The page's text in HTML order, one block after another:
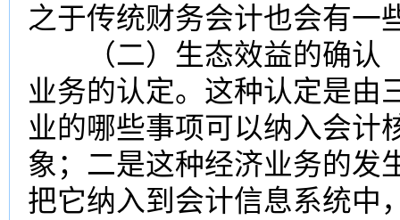
之于传统财务会计也会有一
（二）生态效益的确认
业务的认定。这种认定是由
业的哪些事项可以纳入会计
象；二是这种经济业务的发
把它纳入到会计信息系统中